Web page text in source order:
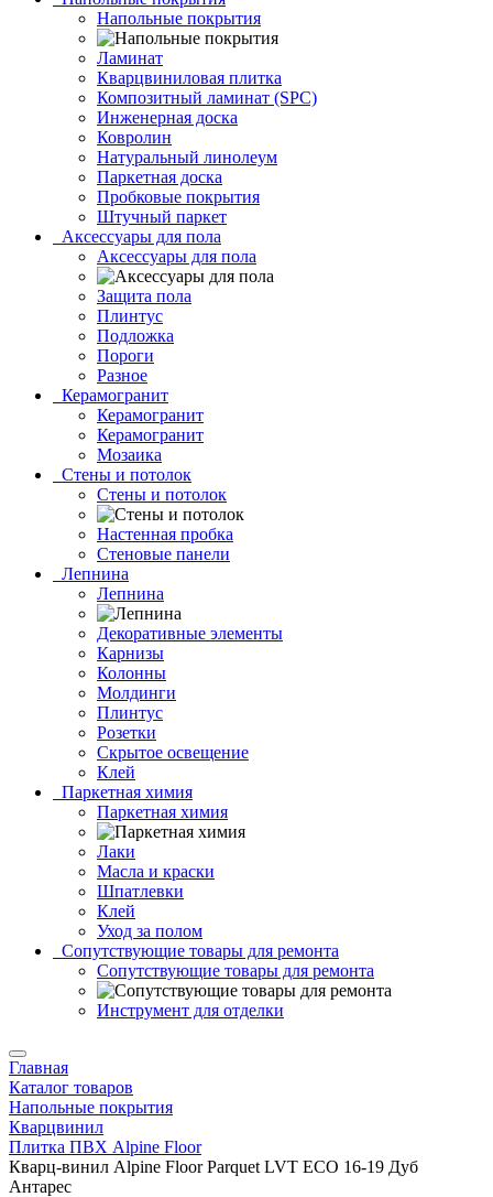
Напольные покрытия
Ламинат
Кварцвиниловая плитка
Композитный ламинат (SPC)
Инженерная доска
Ковролин
Натуральный линолеум
Паркетная доска
Пробковые покрытия
Штучный паркет
Аксессуары для пола
Аксессуары для пола
Защита пола
Плинтус
Подложка
Пороги
Разное
Керамогранит
Керамогранит
Керамогранит
Мозаика
Стены и потолок
Стены и потолок
Настенная пробка
Стеновые панели
Лепнина
Лепнина
Декоративные элементы
Карнизы
Колонны
Молдинги
Плинтус
Розетки
Скрытое освещение
Клей
Паркетная химия
Паркетная химия
Лаки
Масла и краски
Шпатлевки
Клей
Уход за полом
Сопутствующие товары для ремонта
Сопутствующие товары для ремонта
Инструмент для отделки
Главная
Каталог товаров
Напольные покрытия
Кварцвинил
Плитка ПВХ Alpine Floor
Кварц-винил Alpine Floor Parquet LVT ECO 16-19 Дуб
Антарес